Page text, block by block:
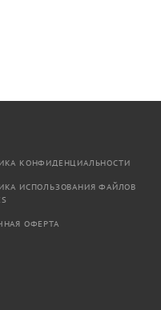
КОНФИДЕНЦИАЛЬНОСТИ
ИСПОЛЬЗОВАНИЯ ФАЙЛОВ
ОФЕРТА